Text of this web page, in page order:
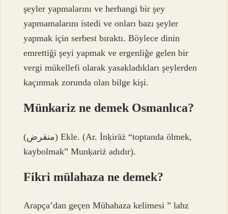
şeyler yapmalarını ve herhangi bir şey
yapmamalarını istedi ve onları bazı şeyler
yapmak için serbest bıraktı. Böylece dinin
emrettiği şeyi yapmak ve ergenliğe gelen bir
vergi mükellefi olarak yasakladıkları şeylerden
kaçınmak zorunda olan bilge kişi.
Münkariz ne demek Osmanlıca?
(ﻣﻨﻘﺮﺽ) Ekle. (Ar. İnḳirāż “toptanda ölmek,
kaybolmak” Munḳariż adıdır).
Fikri mülahaza ne demek?
Arapça’dan geçen Mühahaza kelimesi ” lahz